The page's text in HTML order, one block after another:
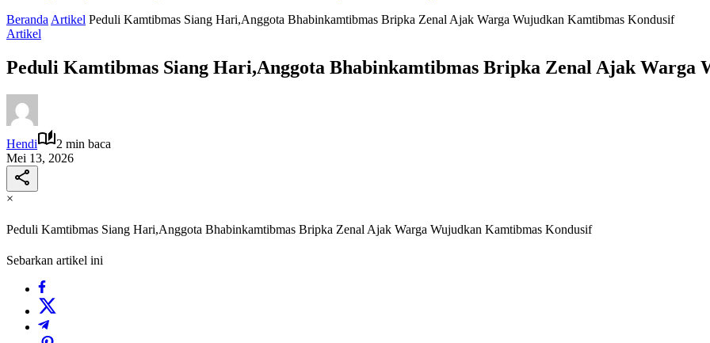
Beranda Artikel Peduli Kamtibmas Siang Hari,Anggota Bhabinkamtibmas Bripka Zenal Ajak Warga Wujudkan Kamtibmas Kondusif
Artikel
Peduli Kamtibmas Siang Hari,Anggota Bhabinkamtibmas Bripka Zenal Ajak Warga
Hendi
2 min baca
Mei 13, 2026
×
Peduli Kamtibmas Siang Hari,Anggota Bhabinkamtibmas Bripka Zenal Ajak Warga Wujudkan Kamtibmas Kondusif
Sebarkan artikel ini